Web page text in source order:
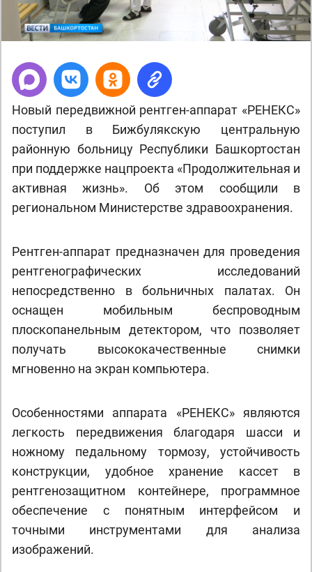
Новый передвижной рентген-аппарат «РЕНЕКС»
поступил в Бижбулякскую центральную
районную больницу Республики Башкортостан
при поддержке нацпроекта «Продолжительная и
активная жизнь». Об этом сообщили в
региональном Министерстве здравоохранения.
Рентген-аппарат предназначен для проведения
рентгенографических исследований
непосредственно в больничных палатах. Он
оснащен мобильным беспроводным
плоскопанельным детектором, что позволяет
получать высококачественные снимки
мгновенно на экран компьютера.
Особенностями аппарата «РЕНЕКС» являются
легкость передвижения благодаря шасси и
ножному педальному тормозу, устойчивость
конструкции, удобное хранение кассет в
рентгенозащитном контейнере, программное
обеспечение с понятным интерфейсом и
точными инструментами для анализа
изображений.